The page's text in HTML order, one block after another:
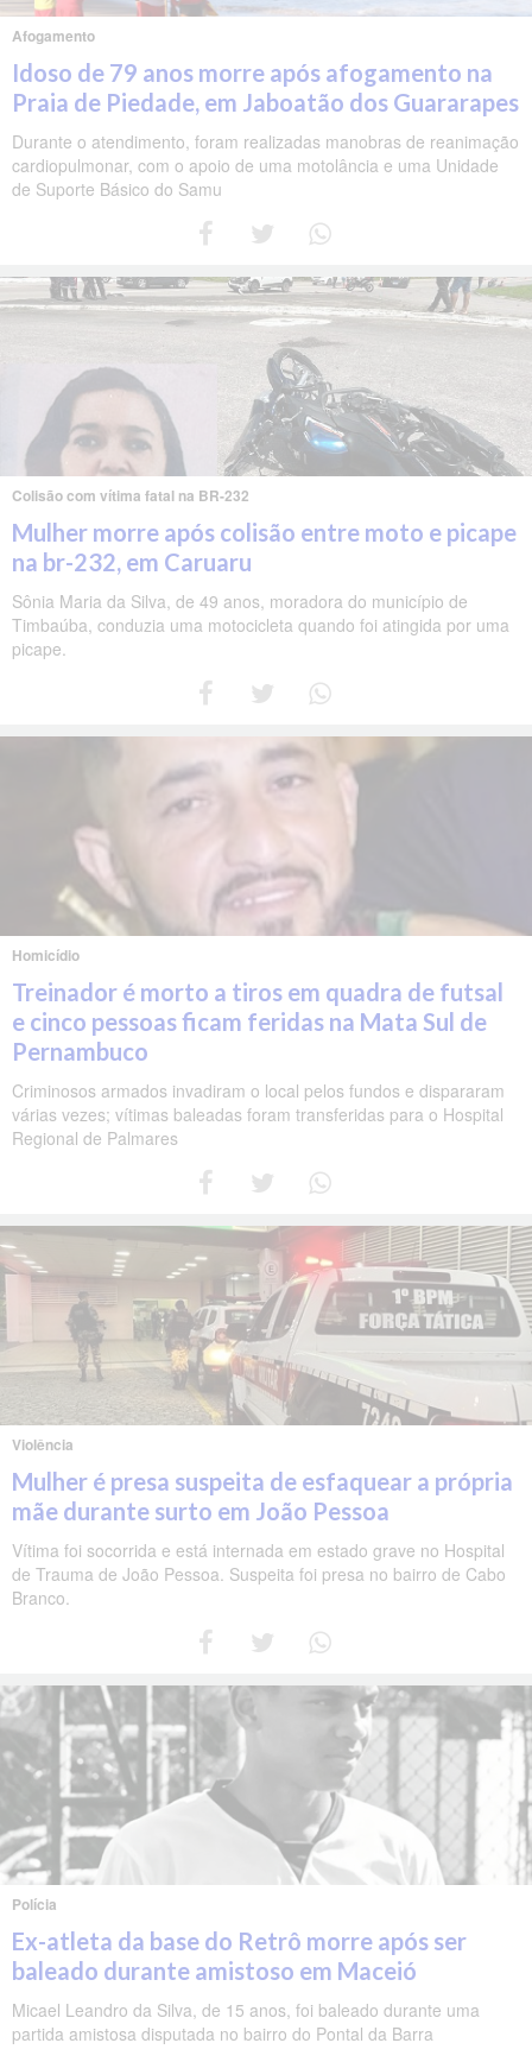
Afogamento
Idoso de 79 anos morre após afogamento na
Praia de Piedade, em Jaboatão dos Guararapes
Durante o atendimento, foram realizadas manobras de reanimação
cardiopulmonar, com o apoio de uma motolância e uma Unidade
de Suporte Básico do Samu
Colisão com vítima fatal na BR-232
Mulher morre após colisão entre moto e picape
na br-232, em Caruaru
Sônia Maria da Silva, de 49 anos, moradora do município de
Timbaúba, conduzia uma motocicleta quando foi atingida por uma
picape.
Homicídio
Treinador é morto a tiros em quadra de futsal
e cinco pessoas ficam feridas na Mata Sul de
Pernambuco
Criminosos armados invadiram o local pelos fundos e dispararam
várias vezes; vítimas baleadas foram transferidas para o Hospital
Regional de Palmares
Violência
Mulher é presa suspeita de esfaquear a própria
mãe durante surto em João Pessoa
Vítima foi socorrida e está internada em estado grave no Hospital
de Trauma de João Pessoa. Suspeita foi presa no bairro de Cabo
Branco.
Polícia
Ex-atleta da base do Retrô morre após ser
baleado durante amistoso em Maceió
Micael Leandro da Silva, de 15 anos, foi baleado durante uma
partida amistosa disputada no bairro do Pontal da Barra